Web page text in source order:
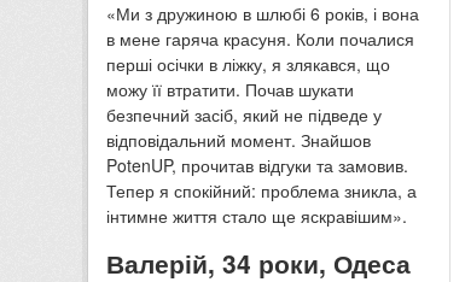
«Ми з дружиною в шлюбі 6 років, і вона
в мене гаряча красуня. Коли почалися
перші осічки в ліжку, я злякався, що
можу її втратити. Почав шукати
безпечний засіб, який не підведе у
відповідальний момент. Знайшов
PotenUP, прочитав відгуки та замовив.
Тепер я спокійний: проблема зникла, а
інтимне життя стало ще яскравішим».
Валерій, 34 роки, Одеса